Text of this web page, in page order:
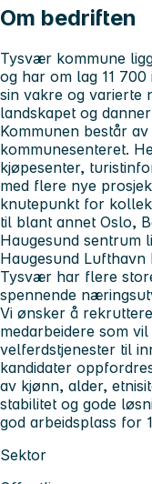
Om bedriften
Tysvær kommune
og har om lag 11
sin vakre og varierte
landskapet og
Kommunen består
kommunesenteret.
kjøpesenter,
med flere nye
knutepunkt for
til blant annet Oslo,
Haugesund sentrum
Haugesund Lufthavn
Tysvær har flere
spennende
Vi ønsker å
medarbeidere som
velferdstjenester til
kandidater
av kjønn, alder,
stabilitet og gode
god arbeidsplass for
Sektor